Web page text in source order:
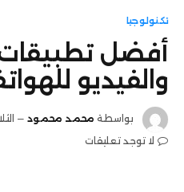
تكنولوجيا
أفضل تطبيقات
والفيديو
بواسطة محمد محمود
لا توجد تعليقات